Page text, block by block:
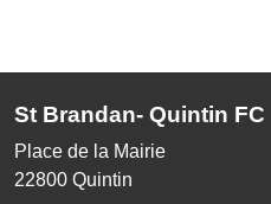
St Brandan- Quintin FC
Place de la Mairie
22800 Quintin